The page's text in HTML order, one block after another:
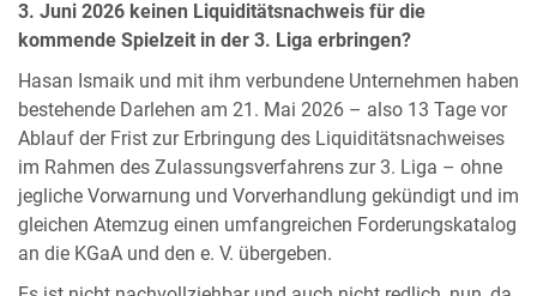
3. Juni 2026 keinen Liquiditätsnachweis für die
kommende Spielzeit in der 3. Liga erbringen?
Hasan Ismaik und mit ihm verbundene Unternehmen haben
bestehende Darlehen am 21. Mai 2026 – also 13 Tage vor
Ablauf der Frist zur Erbringung des Liquiditätsnachweises
im Rahmen des Zulassungsverfahrens zur 3. Liga – ohne
jegliche Vorwarnung und Vorverhandlung gekündigt und im
gleichen Atemzug einen umfangreichen Forderungskatalog
an die KGaA und den e. V. übergeben.